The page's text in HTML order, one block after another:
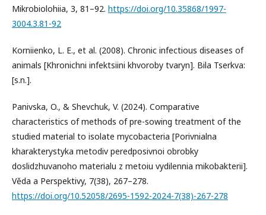
Mikrobiolohiia, 3, 81–92. https://doi.org/10.35868/1997-
3004.3.81-92
Korniienko, L. E., et al. (2008). Chronic infectious diseases of
animals [Khronichni infektsiini khvoroby tvaryn]. Bila Tserkva:
[s.n.].
Panivska, O., & Shevchuk, V. (2024). Comparative
characteristics of methods of pre-sowing treatment of the
studied material to isolate mycobacteria [Porivnialna
kharakterystyka metodiv peredposivnoi obrobky
doslidzhuvanoho materialu z metoiu vydilennia mikobakterii].
Věda a Perspektivy, 7(38), 267–278.
https://doi.org/10.52058/2695-1592-2024-7(38)-267-278